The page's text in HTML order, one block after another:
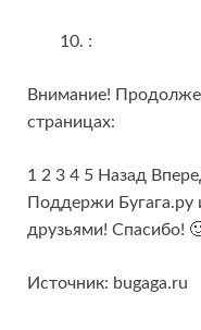
:
Внимание!
страницах:
1 2 3 4 5 Назад
Поддержи Бугага.ру
друзьями! Спасибо!
Источник: bugaga.ru